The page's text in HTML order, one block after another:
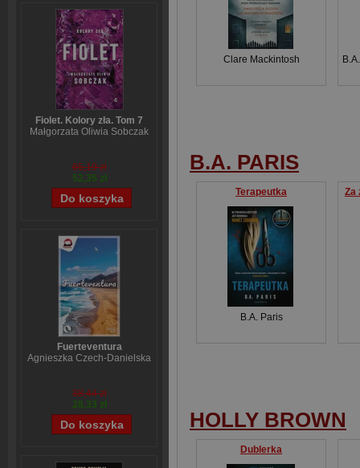
Fiolet. Kolory zła. Tom 7
Małgorzata Oliwia Sobczak
65,19 zł
52,35 zł
Fuerteventura
Agnieszka Czech-Danielska
38,44 zł
28,33 zł
Clare Mackintosh
B.A. PARIS
Terapeutka
B.A. Paris
Za
HOLLY BROWN
Dublerka